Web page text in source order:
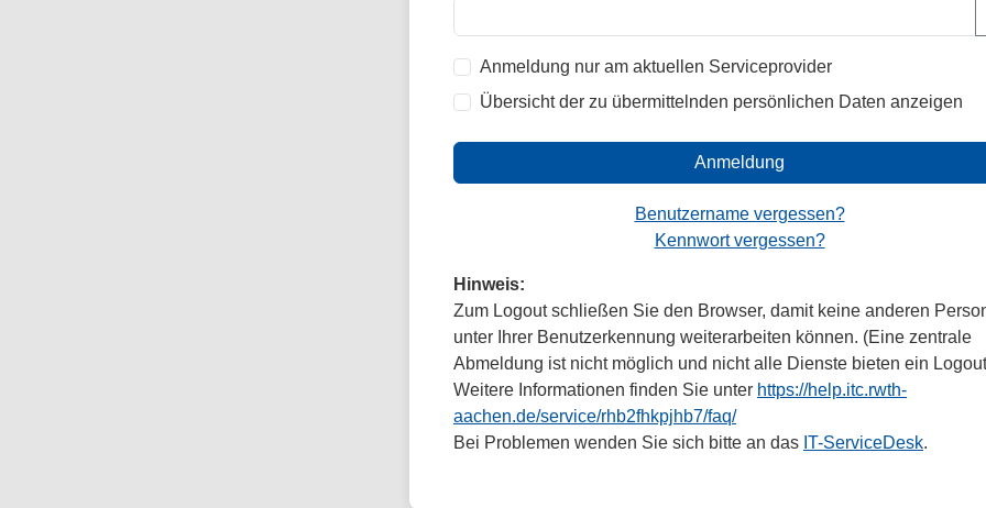
Anmeldung nur am aktuellen Serviceprovider
Übersicht der zu übermittelnden persönlichen Daten anzeigen
Anmeldung
Benutzername vergessen?
Kennwort vergessen?
Hinweis:
Zum Logout schließen Sie den Browser, damit keine anderen
unter Ihrer Benutzerkennung weiterarbeiten können. (Eine zentrale
Abmeldung ist nicht möglich und nicht alle Dienste bieten ein
Weitere Informationen finden Sie unter https://help.itc.rwth-
aachen.de/service/rhb2fhkpjhb7/faq/
Bei Problemen wenden Sie sich bitte an das IT-ServiceDesk.